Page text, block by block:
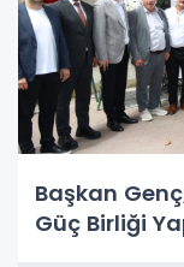
Başkan
Güç Birliği